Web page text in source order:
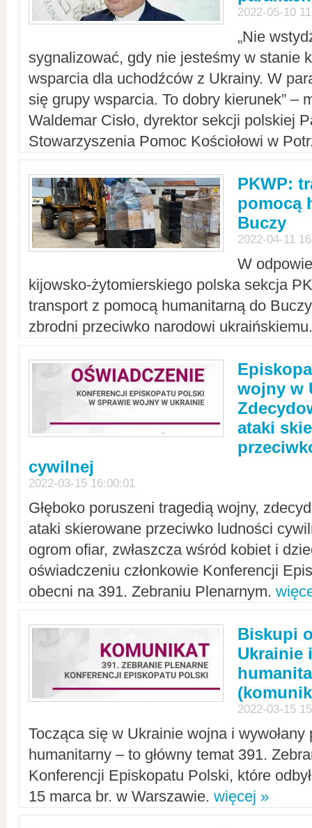
2022-05-10
„Nie
sygnalizować, gdy nie jesteśmy w stanie
wsparcia dla uchodźców z Ukrainy. W
się grupy wsparcia. To dobry kierunek” –
Waldemar Cisło, dyrektor sekcji polskiej
Stowarzyszenia Pomoc Kościołowi w
PKWP:
pomocą
Buczy
2022-04-11
W
kijowsko-żytomierskiego polska sekcja
transport z pomocą humanitarną do
zbrodni przeciwko narodowi
wojny w
ataki
cywilnej
2022-03-15 16:00:01
Głęboko poruszeni tragedią wojny,
ataki skierowane przeciwko ludności
ogrom ofiar, zwłaszcza wśród kobiet i
oświadczeniu członkowie Konferencji
obecni na 391. Zebraniu Plenarnym.
Biskupi
Ukrainie
2022-03-15
Tocząca się w Ukrainie wojna i
humanitarny – to główny temat 391.
Konferencji Episkopatu Polski, które
15 marca br. w Warszawie. więcej »